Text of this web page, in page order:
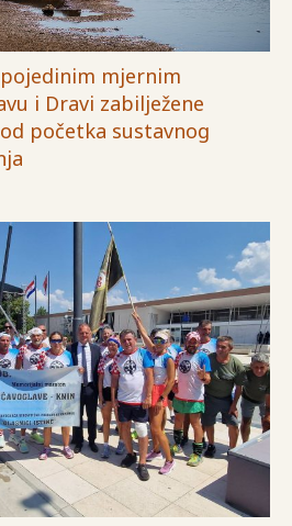
mjernim
i Dravi zabilježene
početka sustavnog